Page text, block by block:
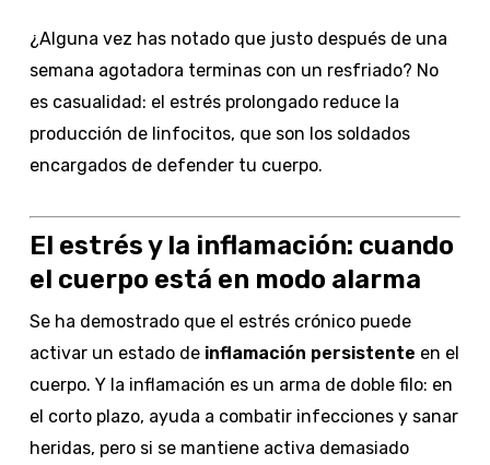
¿Alguna vez has notado que justo después de una
semana agotadora terminas con un resfriado? No
es casualidad: el estrés prolongado reduce la
producción de linfocitos, que son los soldados
encargados de defender tu cuerpo.
El estrés y la inflamación: cuando
el cuerpo está en modo alarma
Se ha demostrado que el estrés crónico puede
activar un estado de inflamación persistente en el
cuerpo. Y la inflamación es un arma de doble filo: en
el corto plazo, ayuda a combatir infecciones y sanar
heridas, pero si se mantiene activa demasiado